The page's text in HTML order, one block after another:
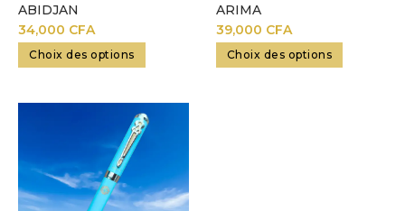
ABIDJAN
34,000 CFA
Choix des options
ARIMA
39,000 CFA
Choix des options